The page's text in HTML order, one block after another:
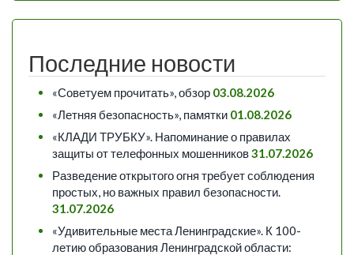
Последние новости
«Советуем прочитать», обзор 03.08.2026
«Летняя безопасность», памятки 01.08.2026
«КЛАДИ ТРУБКУ». Напоминание о правилах
защиты от телефонных мошенников31.07.2026
Разведение открытого огня требует соблюдения
простых, но важных правил безопасности.
31.07.2026
«Удивительные места Ленинградские». К 100-
летию образования Ленинградской области: